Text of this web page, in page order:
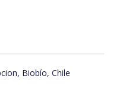
Biobío, Chile